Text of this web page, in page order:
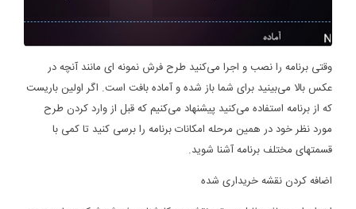
وقتی برنامه را نصب و اجرا می‌کنید طرح فرش نمونه ای مانند آنچه در
عکس بالا می‌بینید برای شما باز شده و آماده بافت است. اگر اولین باریست
که از برنامه استفاده می‌کنید پیشنهاد می‌کنیم که قبل از وارد کردن طرح
مورد نظر خود در همین مرحله امکانات برنامه را برسی کنید تا کمی با
قسمتهای مختلف برنامه آشنا شوید.
اضافه کردن نقشه خریداری شده